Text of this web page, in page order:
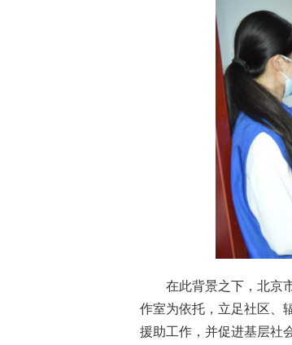
在此背景之下，北京
作室为依托，立足社区、
援助工作，并促进基层社